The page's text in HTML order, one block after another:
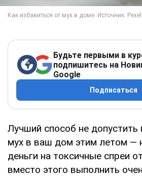
Будьте первыми в
подпишитесь на
Google
Подписаться
Лучший способ не допустить
мух в ваш дом этим летом —
деньги на токсичные спреи
вместо этого выполнить